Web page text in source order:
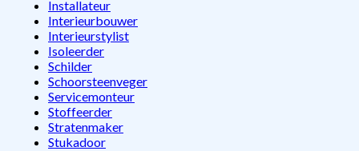
Installateur
Interieurbouwer
Interieurstylist
Isoleerder
Schilder
Schoorsteenveger
Servicemonteur
Stoffeerder
Stratenmaker
Stukadoor